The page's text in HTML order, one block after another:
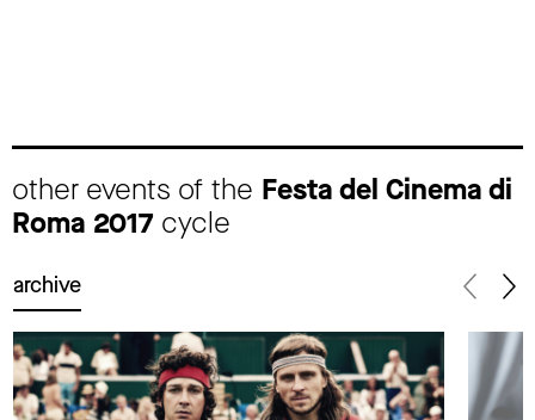
other events of the Festa del Cinema di
Roma 2017 cycle
archive